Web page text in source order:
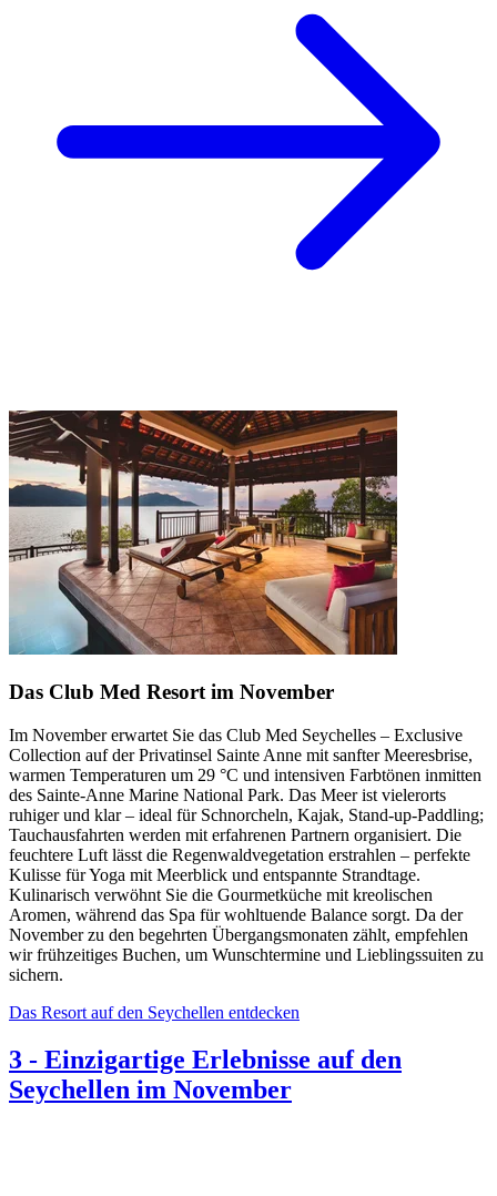
Das Club Med Resort im November
Im November erwartet Sie das Club Med Seychelles – Exclusive
Collection auf der Privatinsel Sainte Anne mit sanfter Meeresbrise,
warmen Temperaturen um 29 °C und intensiven Farbtönen inmitten
des Sainte-Anne Marine National Park. Das Meer ist vielerorts
ruhiger und klar – ideal für Schnorcheln, Kajak, Stand-up-Paddling;
Tauchausfahrten werden mit erfahrenen Partnern organisiert. Die
feuchtere Luft lässt die Regenwaldvegetation erstrahlen – perfekte
Kulisse für Yoga mit Meerblick und entspannte Strandtage.
Kulinarisch verwöhnt Sie die Gourmetküche mit kreolischen
Aromen, während das Spa für wohltuende Balance sorgt. Da der
November zu den begehrten Übergangsmonaten zählt, empfehlen
wir frühzeitiges Buchen, um Wunschtermine und Lieblingssuiten zu
sichern.
Das Resort auf den Seychellen entdecken
3 - Einzigartige Erlebnisse auf den
Seychellen im November